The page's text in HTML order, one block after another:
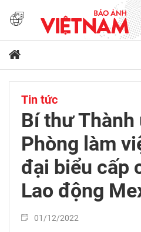
Tin tức
Bí thư Thành
Phòng làm
đại biểu cấp
Lao động
01/12/2022